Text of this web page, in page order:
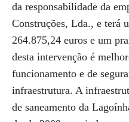
da responsabilidade da
Construções, Lda., e terá
264.875,24 euros e um
desta intervenção é
funcionamento e de
infraestrutura. A
de saneamento da